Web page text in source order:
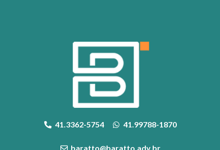
41.3362-5754 41.99788-1870
baratto@baratto.adv.br